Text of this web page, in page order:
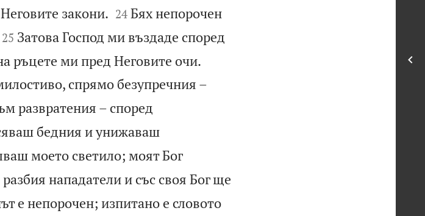
закони.
24 Бях непорочен

25 Затова Господ ми въздаде според
ръцете ми пред Неговите очи.
спрямо безупречния –
развратения – според
бедния и унижаваш
моето светило; моят Бог
нападатели и със своя Бог ще
е непорочен; изпитано е словото